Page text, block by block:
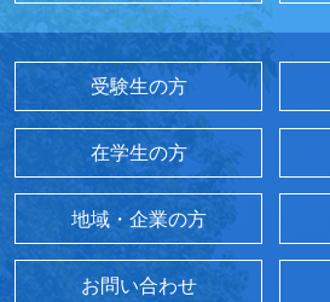
受験生の方
在学生の方
地域・企業の方
お問い合わせ